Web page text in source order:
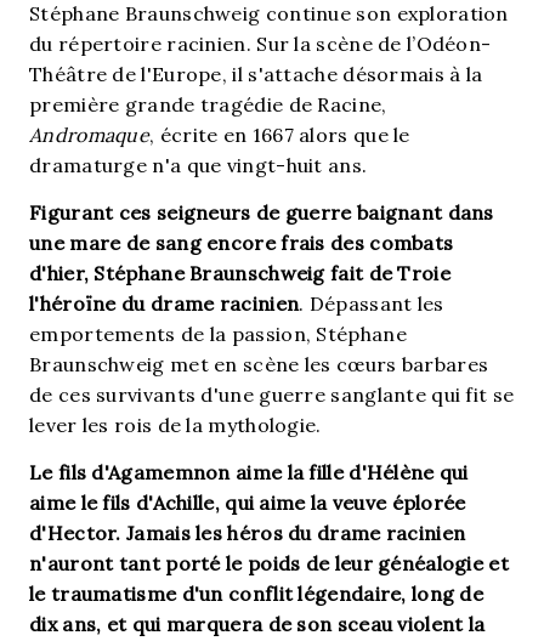
Stéphane Braunschweig continue son exploration
du répertoire racinien. Sur la scène de l’Odéon-
Théâtre de l'Europe, il s'attache désormais à la
première grande tragédie de Racine,
Andromaque, écrite en 1667 alors que le
dramaturge n'a que vingt-huit ans.
Figurant ces seigneurs de guerre baignant dans
une mare de sang encore frais des combats
d'hier, Stéphane Braunschweig fait de Troie
l'héroïne du drame racinien. Dépassant les
emportements de la passion, Stéphane
Braunschweig met en scène les cœurs barbares
de ces survivants d'une guerre sanglante qui fit se
lever les rois de la mythologie.
Le fils d'Agamemnon aime la fille d'Hélène qui
aime le fils d'Achille, qui aime la veuve éplorée
d'Hector. Jamais les héros du drame racinien
n'auront tant porté le poids de leur généalogie et
le traumatisme d'un conflit légendaire, long de
dix ans, et qui marquera de son sceau violent la